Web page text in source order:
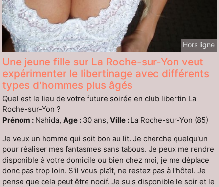
Hors ligne
Une jeune fille sur La Roche-sur-Yon veut
expérimenter le libertinage avec différents
types d'hommes plus âgés
Quel est le lieu de votre future soirée en club libertin La
Roche-sur-Yon ?
Prénom : Nahida, Age : 30 ans, Ville : La Roche-sur-Yon (85)
Je veux un homme qui soit bon au lit. Je cherche quelqu'un
pour réaliser mes fantasmes sans tabous. Je peux me rendre
disponible à votre domicile ou bien chez moi, je me déplace
donc pas trop loin. S'il vous plaît, ne restez pas à l'hôtel. Je
pense que cela peut être nocif. Je suis disponible le soir et le